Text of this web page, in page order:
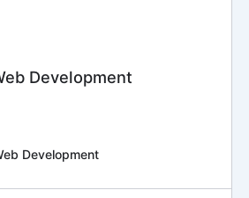
Development
Development